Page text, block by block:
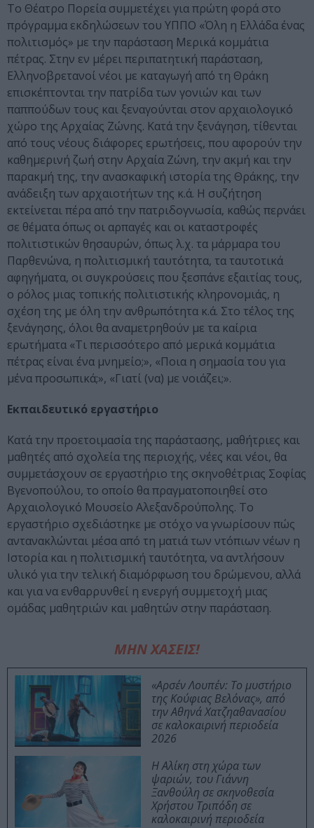
Το Θέατρο Πορεία συμμετέχει για πρώτη φορά στο
πρόγραμμα εκδηλώσεων του ΥΠΠΟ «Όλη η Ελλάδα ένας
πολιτισμός» με την παράσταση Μερικά κομμάτια
πέτρας. Στην εν μέρει περιπατητική παράσταση,
Ελληνοβρετανοί νέοι με καταγωγή από τη Θράκη
επισκέπτονται την πατρίδα των γονιών και των
παππούδων τους και ξεναγούνται στον αρχαιολογικό
χώρο της Αρχαίας Ζώνης. Κατά την ξενάγηση, τίθενται
από τους νέους διάφορες ερωτήσεις, που αφορούν την
καθημερινή ζωή στην Αρχαία Ζώνη, την ακμή και την
παρακμή της, την ανασκαφική ιστορία της Θράκης, την
ανάδειξη των αρχαιοτήτων της κ.ά. Η συζήτηση
εκτείνεται πέρα από την πατριδογνωσία, καθώς περνάει
σε θέματα όπως οι αρπαγές και οι καταστροφές
πολιτιστικών θησαυρών, όπως λ.χ. τα μάρμαρα του
Παρθενώνα, η πολιτισμική ταυτότητα, τα ταυτοτικά
αφηγήματα, οι συγκρούσεις που ξεσπάνε εξαιτίας τους,
ο ρόλος μιας τοπικής πολιτιστικής κληρονομιάς, η
σχέση της με όλη την ανθρωπότητα κ.ά. Στο τέλος της
ξενάγησης, όλοι θα αναμετρηθούν με τα καίρια
ερωτήματα «Τι περισσότερο από μερικά κομμάτια
πέτρας είναι ένα μνημείο;», «Ποια η σημασία του για
μένα προσωπικά;», «Γιατί (να) με νοιάζει;».
Εκπαιδευτικό εργαστήριο
Κατά την προετοιμασία της παράστασης, μαθήτριες και
μαθητές από σχολεία της περιοχής, νέες και νέοι, θα
συμμετάσχουν σε εργαστήριο της σκηνοθέτριας Σοφίας
Βγενοπούλου, το οποίο θα πραγματοποιηθεί στο
Αρχαιολογικό Μουσείο Αλεξανδρούπολης. Το
εργαστήριο σχεδιάστηκε με στόχο να γνωρίσουν πώς
αντανακλώνται μέσα από τη ματιά των ντόπιων νέων η
Ιστορία και η πολιτισμική ταυτότητα, να αντλήσουν
υλικό για την τελική διαμόρφωση του δρώμενου, αλλά
και για να ενθαρρυνθεί η ενεργή συμμετοχή μιας
ομάδας μαθητριών και μαθητών στην παράσταση.
ΜΗΝ ΧΑΣΕΙΣ!
«Αρσέν Λουπέν: Το μυστήριο
της Κούφιας Βελόνας», από
την Αθηνά Χατζηαθανασίου
σε καλοκαιρινή περιοδεία
2026
Η Αλίκη στη χώρα των
ψαριών, του Γιάννη
Ξανθούλη σε σκηνοθεσία
Χρήστου Τριπόδη σε
καλοκαιρινή περιοδεία